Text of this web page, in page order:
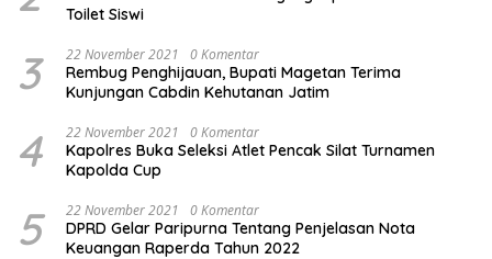
Toilet Siswi
3 22 November 2021 0 Komentar
Rembug Penghijauan, Bupati Magetan Terima
Kunjungan Cabdin Kehutanan Jatim
4 22 November 2021 0 Komentar
Kapolres Buka Seleksi Atlet Pencak Silat Turnamen
Kapolda Cup
5 22 November 2021 0 Komentar
DPRD Gelar Paripurna Tentang Penjelasan Nota
Keuangan Raperda Tahun 2022